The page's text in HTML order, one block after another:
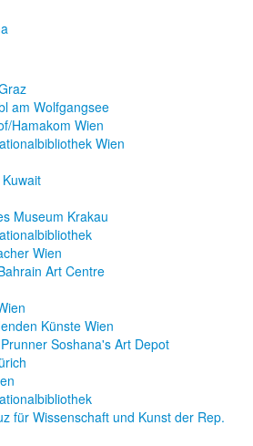
am Wolfgangsee
Hamakom Wien
Wien
Museum Krakau
Wien
Art Centre
Künste Wien
Soshana's Art Depot
für Wissenschaft und Kunst der Rep.